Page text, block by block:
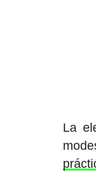
La